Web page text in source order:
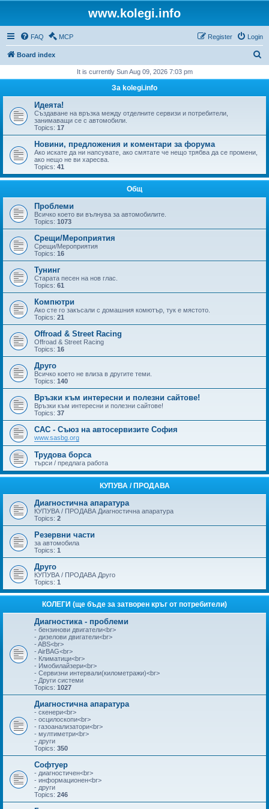
www.kolegi.info
FAQ MCP Login
Register
Board index
r
It is currently Sun Aug 09, 2026 7:03 pm
За kolegi.info
Идеята!
Създаване на връзка между отделните сервизи и потребители,
занимаващи се с автомобили.
Topics: 17
Новини, предложения и коментари за форума
Ако искате да ни напсувате, ако смятате че нещо трябва да се промени,
ако нещо не ви харесва.
Topics: 41
Общ
Проблеми
Всичко което ви вълнува за автомобилите.
Topics: 1073
Срещи/Мероприятия
Срещи/Мероприятия
Topics: 16
Тунинг
Старата песен на нов глас.
Topics: 61
Компютри
Ако сте го закъсали с домашния комютър, тук е мястото.
Topics: 21
Offroad & Street Racing
Offroad & Street Racing
Topics: 16
Друго
Всичко което не влиза в другите теми.
Topics: 140
Връзки към интересни и полезни сайтове!
Връзки към интересни и полезни сайтове!
Topics: 37
САС - Съюз на автосервизите София
www.sasbg.org
Трудова борса
търси / предлага работа
КУПУВА / ПРОДАВА
Диагностична апаратура
КУПУВА / ПРОДАВА Диагностична апаратура
Topics: 2
Резервни части
за автомобила
Topics: 1
Друго
КУПУВА / ПРОДАВА Друго
Topics: 1
КОЛЕГИ (ще бъде за затворен кръг от потребители)
Диагностика - проблеми
- бензинови двигатели<br>
- дизелови двигатели<br>
- ABS<br>
- AirBAG<br>
- Климатици<br>
- Имобилайзери<br>
- Сервизни интервали(километражи)<br>
- Други системи
Topics: 1027
Диагностична апаратура
- скенери<br>
- осцилоскопи<br>
- газоанализатори<br>
- мултиметри<br>
- други
Topics: 350
Софтуер
- диагностичен<br>
- информационен<br>
- други
Topics: 246